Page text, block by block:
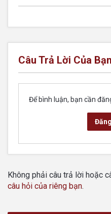
Câu Trả Lời Của Bạn
Để bình luận, bạn cần
Không phải câu trả lời hoặc
câu hỏi của riêng bạn.